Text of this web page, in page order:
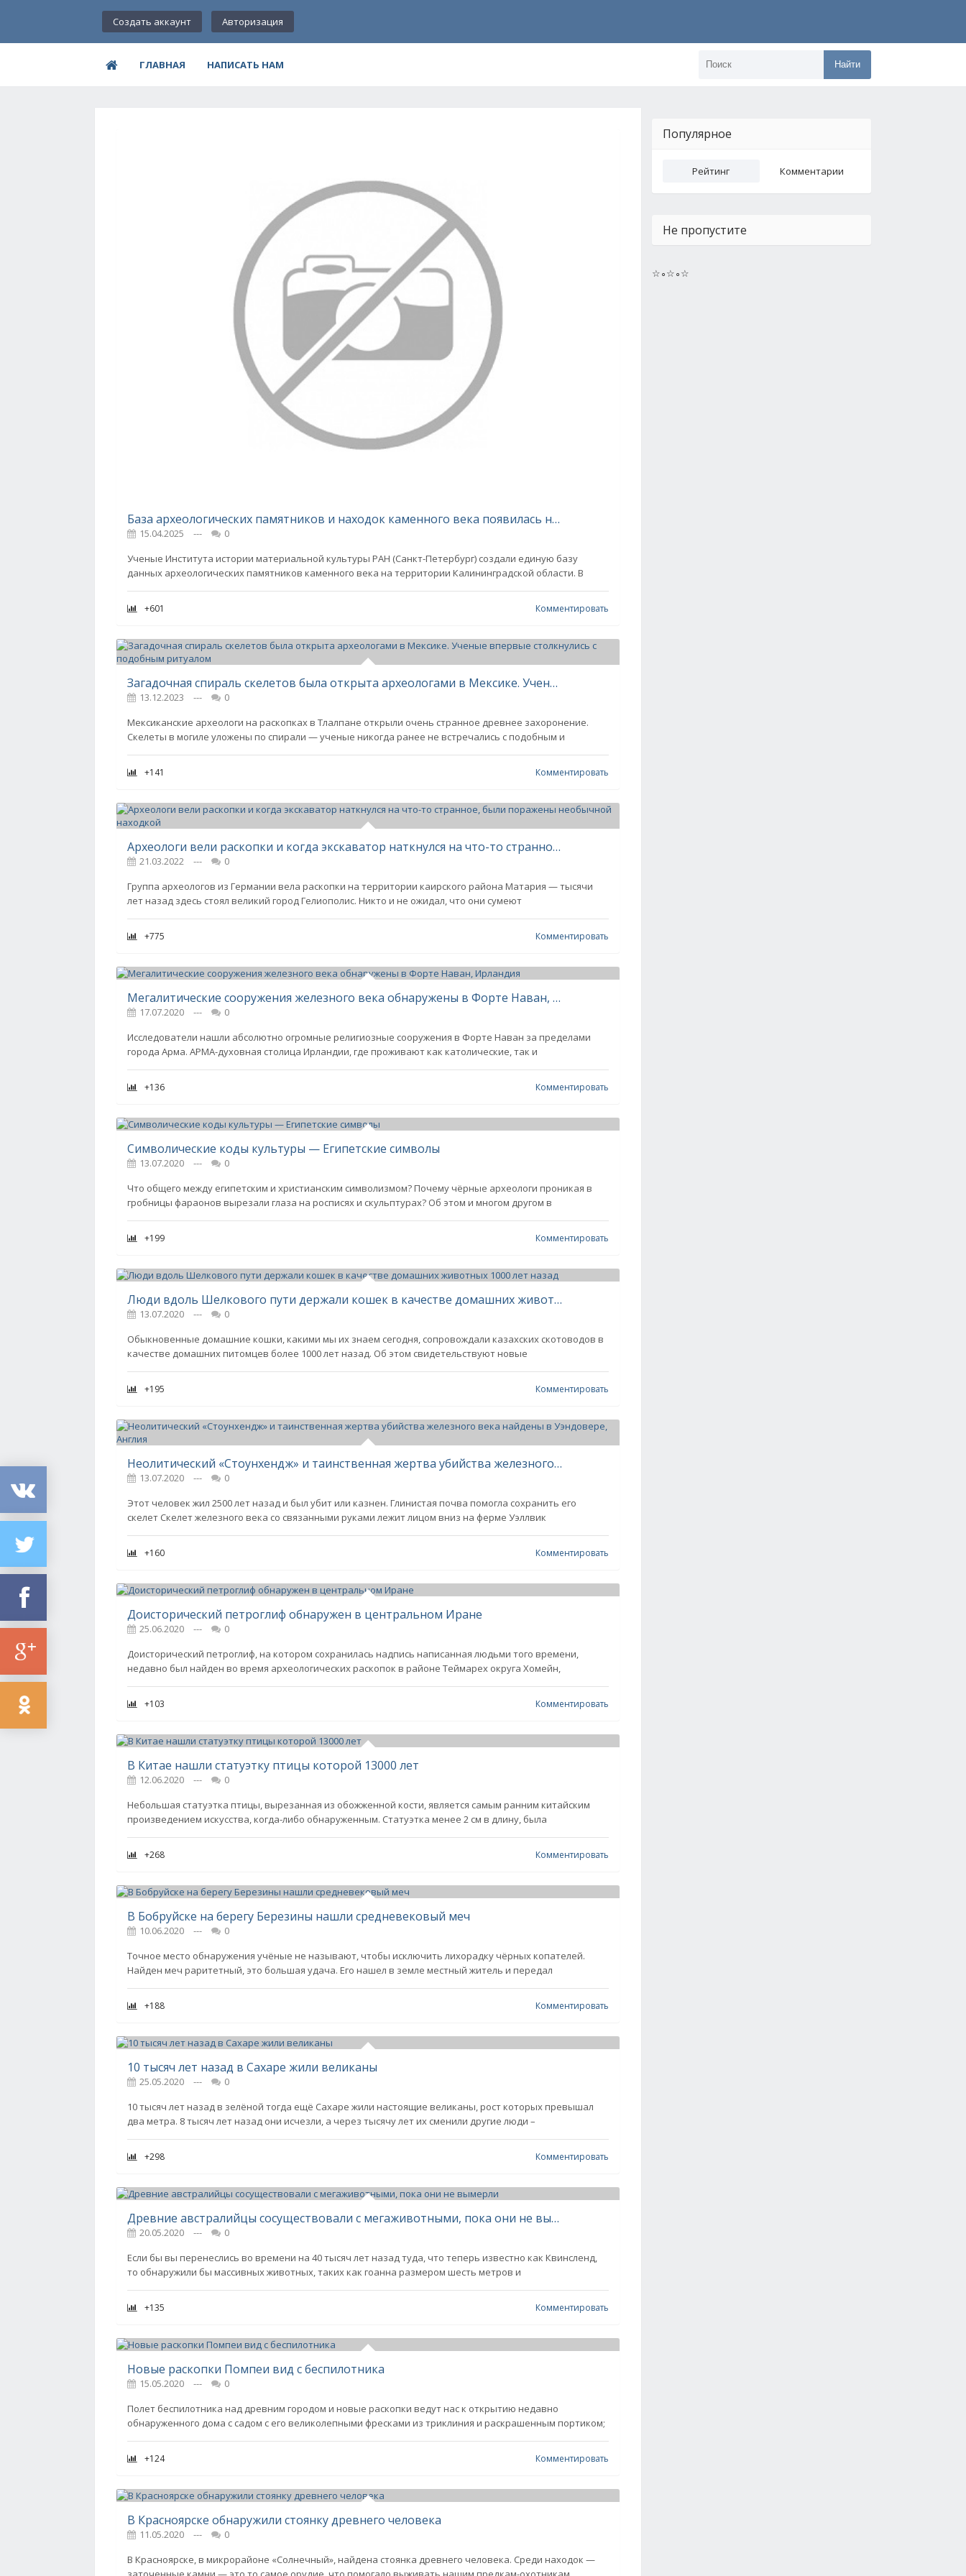
Создать аккаунт Авторизация
ГЛАВНАЯ НАПИСАТЬ НАМ Найти
База археологических памятников и находок каменного века появилась на территории Калининградской области
15.04.2025 ---
0
Ученые Института истории материальной культуры РАН (Санкт-Петербург) создали единую базу
данных археологических памятников каменного века на территории Калининградской области. В
+601 Комментировать
Загадочная спираль скелетов была открыта археологами в Мексике. Ученые впервые столкнулись с подобным ритуалом
13.12.2023 ---
0
Мексиканские археологи на раскопках в Тлалпане открыли очень странное древнее захоронение.
Скелеты в могиле уложены по спирали — ученые никогда ранее не встречались с подобным и
+141 Комментировать
Археологи вели раскопки и когда экскаватор наткнулся на что-то странное, были поражены необычной находкой
21.03.2022 ---
0
Группа археологов из Германии вела раскопки на территории каирского района Матария — тысячи
лет назад здесь стоял великий город Гелиополис. Никто и не ожидал, что они сумеют
+775 Комментировать
Мегалитические сооружения железного века обнаружены в Форте Наван, Ирландия
17.07.2020 ---
0
Исследователи нашли абсолютно огромные религиозные сооружения в Форте Наван за пределами
города Арма. АРМА-духовная столица Ирландии, где проживают как католические, так и
+136 Комментировать
Символические коды культуры — Египетские символы
13.07.2020 ---
0
Что общего между египетским и христианским символизмом? Почему чёрные археологи проникая в
гробницы фараонов вырезали глаза на росписях и скульптурах? Об этом и многом другом в
+199 Комментировать
Люди вдоль Шелкового пути держали кошек в качестве домашних животных 1000 лет назад
13.07.2020 ---
0
Обыкновенные домашние кошки, какими мы их знаем сегодня, сопровождали казахских скотоводов в
качестве домашних питомцев более 1000 лет назад. Об этом свидетельствуют новые
+195 Комментировать
Неолитический «Стоунхендж» и таинственная жертва убийства железного века найдены в Уэндовере, Англия
13.07.2020 ---
0
Этот человек жил 2500 лет назад и был убит или казнен. Глинистая почва помогла сохранить его
скелет Скелет железного века со связанными руками лежит лицом вниз на ферме Уэллвик
+160 Комментировать
Доисторический петроглиф обнаружен в центральном Иране
25.06.2020 ---
0
Доисторический петроглиф, на котором сохранилась надпись написанная людьми того времени,
недавно был найден во время археологических раскопок в районе Теймарех округа Хомейн,
+103 Комментировать
В Китае нашли статуэтку птицы которой 13000 лет
12.06.2020 ---
0
Небольшая статуэтка птицы, вырезанная из обожженной кости, является самым ранним китайским
произведением искусства, когда-либо обнаруженным. Статуэтка менее 2 см в длину, была
+268 Комментировать
В Бобруйске на берегу Березины нашли средневековый меч
10.06.2020 ---
0
Точное место обнаружения учёные не называют, чтобы исключить лихорадку чёрных копателей.
Найден меч раритетный, это большая удача. Его нашел в земле местный житель и передал
+188 Комментировать
10 тысяч лет назад в Сахаре жили великаны
25.05.2020 ---
0
10 тысяч лет назад в зелёной тогда ещё Сахаре жили настоящие великаны, рост которых превышал
два метра. 8 тысяч лет назад они исчезли, а через тысячу лет их сменили другие люди –
+298 Комментировать
Древние австралийцы сосуществовали с мегаживотными, пока они не вымерли
20.05.2020 ---
0
Если бы вы перенеслись во времени на 40 тысяч лет назад туда, что теперь известно как Квинсленд,
то обнаружили бы массивных животных, таких как гоанна размером шесть метров и
+135 Комментировать
Новые раскопки Помпеи вид с беспилотника
15.05.2020 ---
0
Полет беспилотника над древним городом и новые раскопки ведут нас к открытию недавно
обнаруженного дома с садом с его великолепными фресками из триклиния и раскрашенным портиком;
+124 Комментировать
В Красноярске обнаружили стоянку древнего человека
11.05.2020 ---
0
В Красноярске, в микрорайоне «Солнечный», найдена стоянка древнего человека. Среди находок —
Популярное
Рейтинг Комментарии
Не пропустите
☆∘☆∘☆